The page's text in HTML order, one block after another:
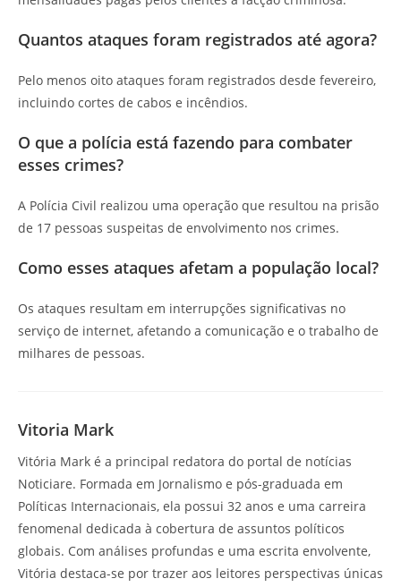
Quantos ataques foram registrados até agora?
Pelo menos oito ataques foram registrados desde fevereiro,
incluindo cortes de cabos e incêndios.
O que a polícia está fazendo para combater
esses crimes?
A Polícia Civil realizou uma operação que resultou na prisão
de 17 pessoas suspeitas de envolvimento nos crimes.
Como esses ataques afetam a população local?
Os ataques resultam em interrupções significativas no
serviço de internet, afetando a comunicação e o trabalho de
milhares de pessoas.
Vitoria Mark
Vitória Mark é a principal redatora do portal de notícias
Noticiare. Formada em Jornalismo e pós-graduada em
Políticas Internacionais, ela possui 32 anos e uma carreira
fenomenal dedicada à cobertura de assuntos políticos
globais. Com análises profundas e uma escrita envolvente,
Vitória destaca-se por trazer aos leitores perspectivas únicas